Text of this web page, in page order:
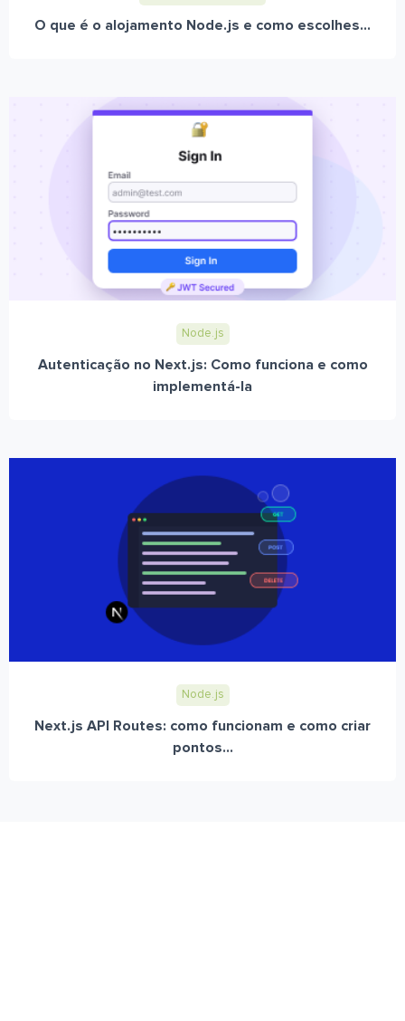
O que é o alojamento Node.js e como escolhes...
Node.js
Autenticação no Next.js: Como funciona e como
implementá-la
Node.js
Next.js API Routes: como funcionam e como criar
pontos...